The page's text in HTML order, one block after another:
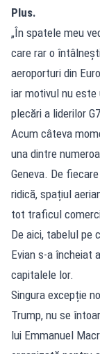
Plus.
„În spatele meu
care rar o
aeroporturi din
iar motivul nu
plecări a liderilor
Acum câteva
una dintre
Geneva. De
ridică, spațiul
tot traficul
De aici, tabelul pe
Evian s-a încheiat
capitalele lor.
Singura excepție
Trump, nu se
lui Emmanuel